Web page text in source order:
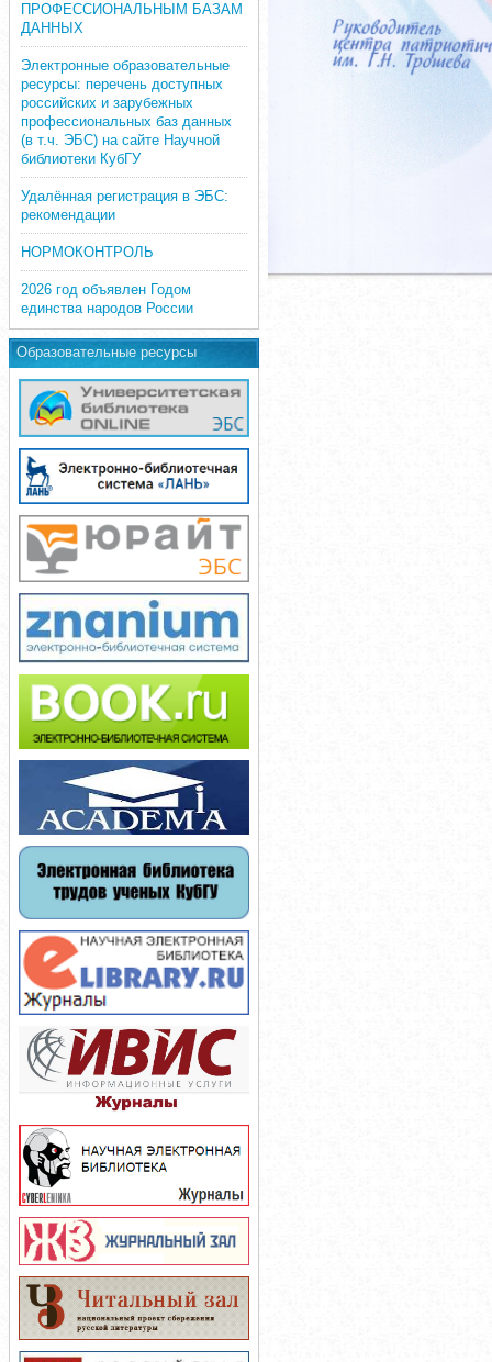
ПРОФЕССИОНАЛЬНЫМ БАЗАМ
ДАННЫХ
Электронные образовательные
ресурсы: перечень доступных
российских и зарубежных
профессиональных баз данных
(в т.ч. ЭБС) на сайте Научной
библиотеки КубГУ
Удалённая регистрация в ЭБС:
рекомендации
НОРМОКОНТРОЛЬ
2026 год объявлен Годом
единства народов России
Образовательные ресурсы